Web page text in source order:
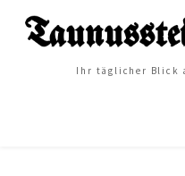
Ihr täglicher Blick